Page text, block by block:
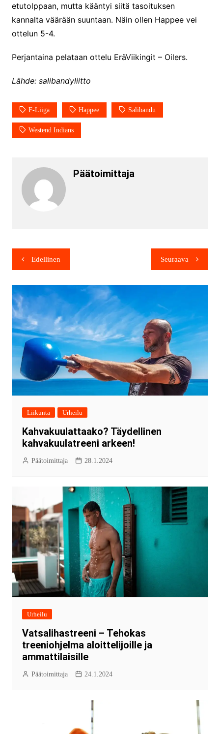
etutolppaan, mutta kääntyi siitä tasoituksen
kannalta väärään suuntaan. Näin ollen Happee vei
ottelun 5-4.
Perjantaina pelataan ottelu EräViikingit – Oilers.
Lähde: salibandyliitto
F-Liiga Happee Salibandu
Westend Indians
Päätoimittaja
Edellinen Seuraava
Liikunta Urheilu
Kahvakuulattaako? Täydellinen
kahvakuulatreeni arkeen!
Päätoimittaja 28.1.2024
Urheilu
Vatsalihastreeni – Tehokas
treeniohjelma aloittelijoille ja
ammattilaisille
Päätoimittaja 24.1.2024